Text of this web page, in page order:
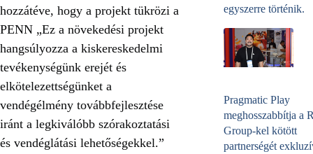
hozzátéve, hogy a projekt tükrözi a
PENN „Ez a növekedési projekt
hangsúlyozza a kiskereskedelmi
tevékenységünk erejét és
elkötelezettségünket a
vendégélmény továbbfejlesztése
iránt a legkiválóbb szórakoztatási
és vendéglátási lehetőségekkel.”
egyszerre történik.
Pragmatic Play
meghosszabbítja a
Group-kel kötött
partnerségét